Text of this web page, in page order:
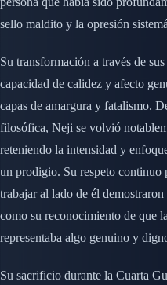
sello maldito y la opresión
Su transformación a través de
capacidad de calidez y afecto
capas de amargura y fatalismo.
filosófica, Neji se volvió
reteniendo la intensidad y
un prodigio. Su respeto
trabajar al lado de él
como su reconocimiento de que
representaba algo genuino y
Su sacrificio durante la Cuarta